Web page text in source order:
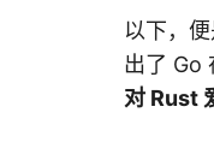
以下，
出了 Go
对 Rust